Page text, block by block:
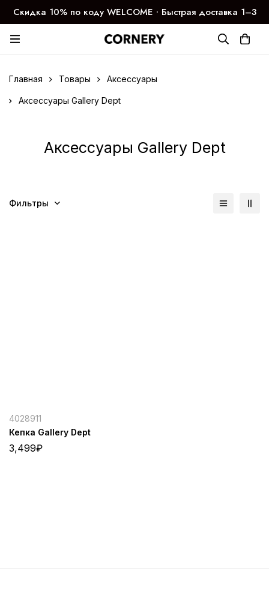
Скидка 10% по коду WELCOME ∙ Быстрая доставка 1–3
дня
Главная Товары Аксессуары
Аксессуары Gallery Dept
Аксессуары Gallery Dept
Фильтры
4028911
Кепка Gallery Dept
3,499₽